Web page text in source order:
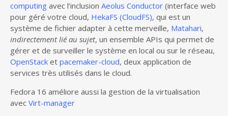
computing avec l’inclusion Aeolus Conductor (interface web
pour géré votre cloud, HekaFS (CloudFS), qui est un
système de fichier adapter à cette merveille, Matahari,
indirectement lié au sujet, un ensemble APIs qui permet de
gérer et de surveiller le système en local ou sur le réseau,
OpenStack et pacemaker-cloud, deux application de
services très utilisés dans le cloud.
Fedora 16 améliore aussi la gestion de la virtualisation
avec Virt-manager